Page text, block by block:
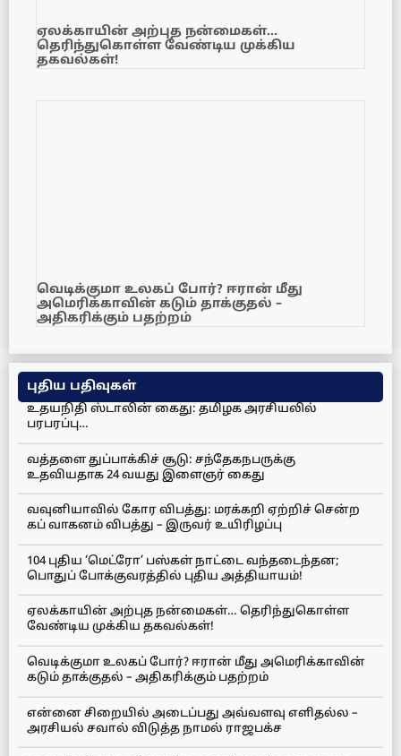
ஏலக்காயின் அற்புத நன்மைகள்…
தெரிந்துகொள்ள வேண்டிய முக்கிய
தகவல்கள்!
வெடிக்குமா உலகப் போர்? ஈரான் மீது
அமெரிக்காவின் கடும் தாக்குதல் –
அதிகரிக்கும் பதற்றம்
புதிய பதிவுகள்
உதயநிதி ஸ்டாலின் கைது: தமிழக அரசியலில்
பரபரப்பு…
வத்தளை துப்பாக்கிச் சூடு: சந்தேகநபருக்கு
உதவியதாக 24 வயது இளைஞர் கைது
வவுனியாவில் கோர விபத்து: மரக்கறி ஏற்றிச் சென்ற
கப் வாகனம் விபத்து – இருவர் உயிரிழப்பு
104 புதிய ‘மெட்ரோ’ பஸ்கள் நாட்டை வந்தடைந்தன;
பொதுப் போக்குவரத்தில் புதிய அத்தியாயம்!
ஏலக்காயின் அற்புத நன்மைகள்… தெரிந்துகொள்ள
வேண்டிய முக்கிய தகவல்கள்!
வெடிக்குமா உலகப் போர்? ஈரான் மீது அமெரிக்காவின்
கடும் தாக்குதல் – அதிகரிக்கும் பதற்றம்
என்னை சிறையில் அடைப்பது அவ்வளவு எளிதல்ல –
அரசியல் சவால் விடுத்த நாமல் ராஜபக்ச